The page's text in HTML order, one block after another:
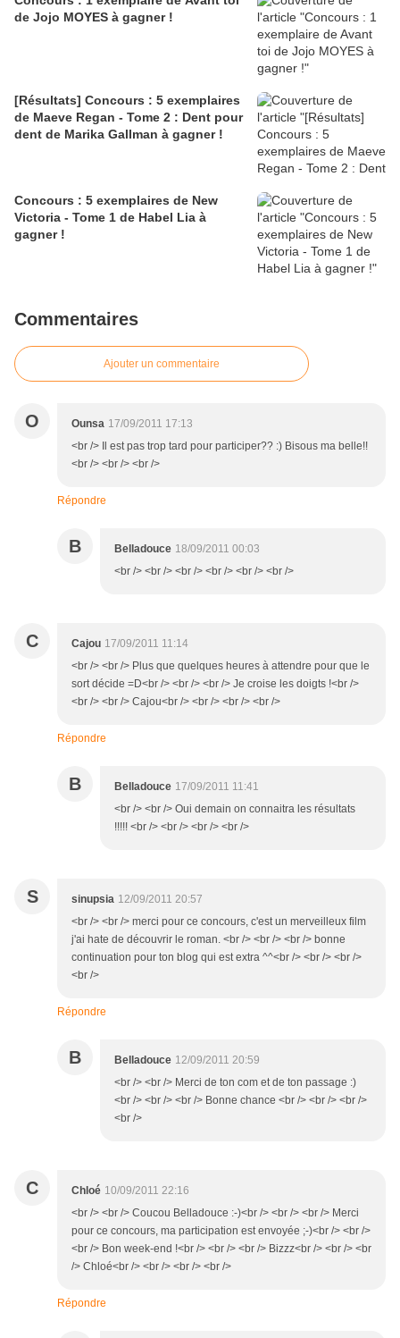
de Jojo MOYES à gagner !
[Résultats] Concours : 5 exemplaires
de Maeve Regan - Tome 2 : Dent pour
dent de Marika Gallman à gagner !
Concours : 5 exemplaires de New
Victoria - Tome 1 de Habel Lia à
gagner !
Commentaires
Ajouter un commentaire
O Ounsa 17/09/2011 17:13
<br /> Il est pas trop tard pour participer?? :) Bisous ma belle!!
<br /> <br /> <br />
Répondre
B Belladouce 18/09/2011 00:03
<br /> <br /> <br /> <br /> <br /> <br />
C Cajou 17/09/2011 11:14
<br /> <br /> Plus que quelques heures à attendre pour que le
sort décide =D<br /> <br /> <br /> Je croise les doigts !<br />
<br /> <br /> Cajou<br /> <br /> <br /> <br />
Répondre
B Belladouce 17/09/2011 11:41
<br /> <br /> Oui demain on connaitra les résultats
!!!!! <br /> <br /> <br /> <br />
S sinupsia 12/09/2011 20:57
<br /> <br /> merci pour ce concours, c'est un merveilleux film
j'ai hate de découvrir le roman. <br /> <br /> <br /> bonne
continuation pour ton blog qui est extra ^^<br /> <br /> <br />
<br />
Répondre
B Belladouce 12/09/2011 20:59
<br /> <br /> Merci de ton com et de ton passage :)
<br /> <br /> <br /> Bonne chance <br /> <br /> <br />
<br />
C Chloé 10/09/2011 22:16
<br /> <br /> Coucou Belladouce :-)<br /> <br /> <br /> Merci
pour ce concours, ma participation est envoyée ;-)<br /> <br />
<br /> Bon week-end !<br /> <br /> <br /> Bizzz<br /> <br /> <br
/> Chloé<br /> <br /> <br /> <br />
Répondre